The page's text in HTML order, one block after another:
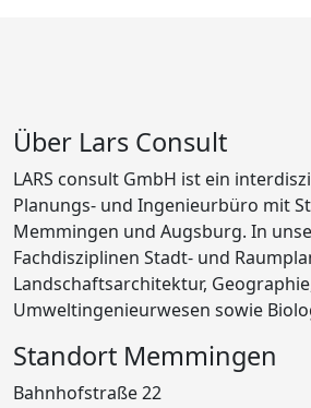
Über Lars Consult
LARS consult GmbH ist ein
Planungs- und Ingenieurbüro mit
Memmingen und Augsburg. In
Fachdisziplinen Stadt- und
Landschaftsarchitektur,
Umweltingenieurwesen sowie
Standort Memmingen
Bahnhofstraße 22